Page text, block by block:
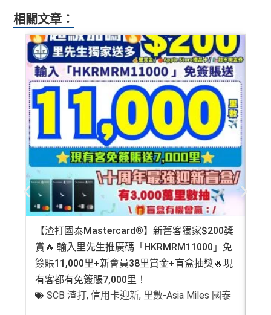
相關文章：
【渣打國泰Mastercard®】新舊客獨家$200獎
賞🔥 輸入里先生推廣碼「HKRMRM11000」免
簽賬11,000里+新會員38里賞金+盲盒抽獎🔥現
有客都有免簽賬7,000里！
SCB 渣打,信用卡迎新, 里數-Asia Miles 國泰